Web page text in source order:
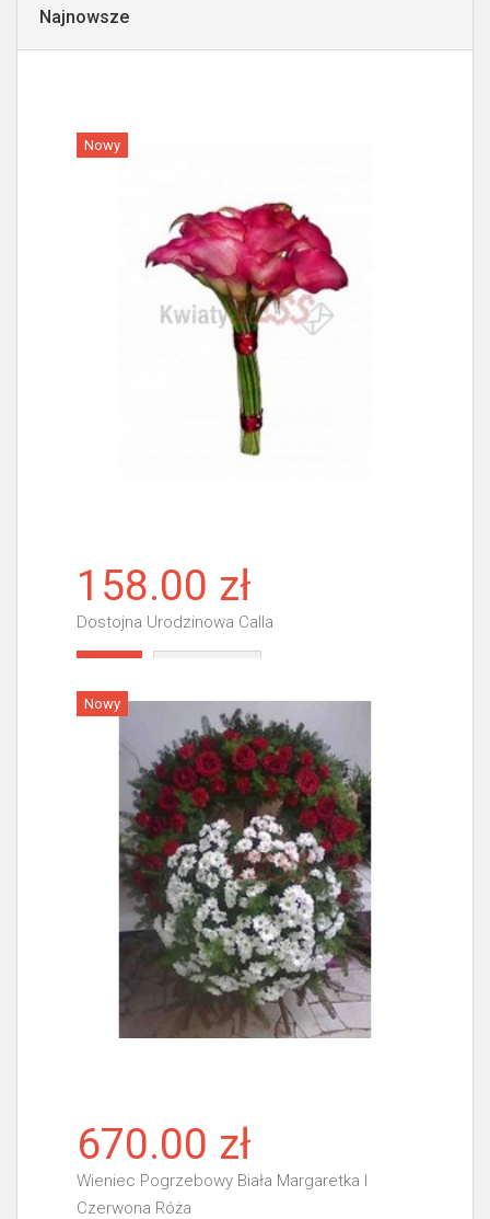
Najnowsze
Nowy
158.00 zł
Dostojna Urodzinowa Calla
Nowy
670.00 zł
Wieniec Pogrzebowy Biała Margaretka I
Czerwona Róża